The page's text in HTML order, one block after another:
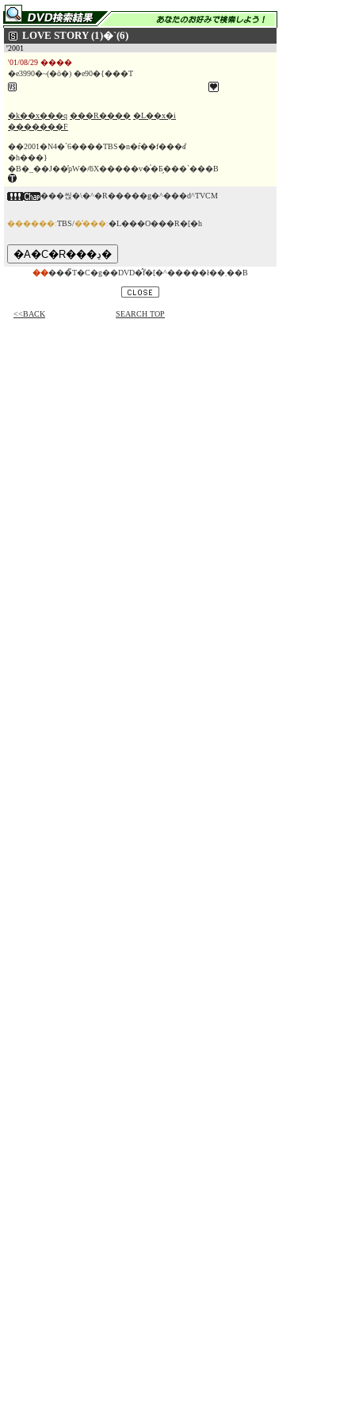
LOVE STORY (1)�`(6)
'2001
'01/08/29 ����
�e3990�~(�ō�) �e90�{���T
�k��x���q ���R���� �L��x�i
�������F
��2001�N4�`6����TBS�n�ŕ��f���ꂽ
�h���}
�B�_��Ј��̕ҏW�҂ƃX�����v�̍�Ƃ̗���`���B
���씭�\�^�R�����g�^���ԁ^TVCM
������:TBS/�̔���:�L���O���R�[�h
�� ���̃T�C�g��DVD�̂݃f�[�^�����ł��܂��B
<<BACK SEARCH TOP